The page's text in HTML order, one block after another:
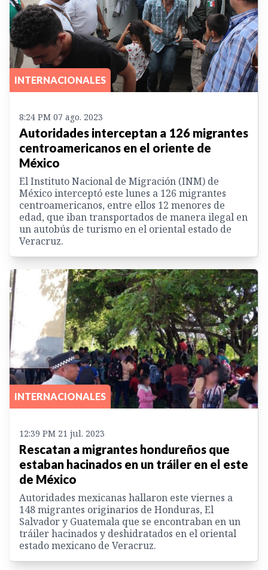
INTERNACIONALES
8:24 PM 07 ago. 2023
Autoridades interceptan a 126 migrantes
centroamericanos en el oriente de
México
El Instituto Nacional de Migración (INM) de
México interceptó este lunes a 126 migrantes
centroamericanos, entre ellos 12 menores de
edad, que iban transportados de manera ilegal en
un autobús de turismo en el oriental estado de
Veracruz.
INTERNACIONALES
12:39 PM 21 jul. 2023
Rescatan a migrantes hondureños que
estaban hacinados en un tráiler en el este
de México
Autoridades mexicanas hallaron este viernes a
148 migrantes originarios de Honduras, El
Salvador y Guatemala que se encontraban en un
tráiler hacinados y deshidratados en el oriental
estado mexicano de Veracruz.